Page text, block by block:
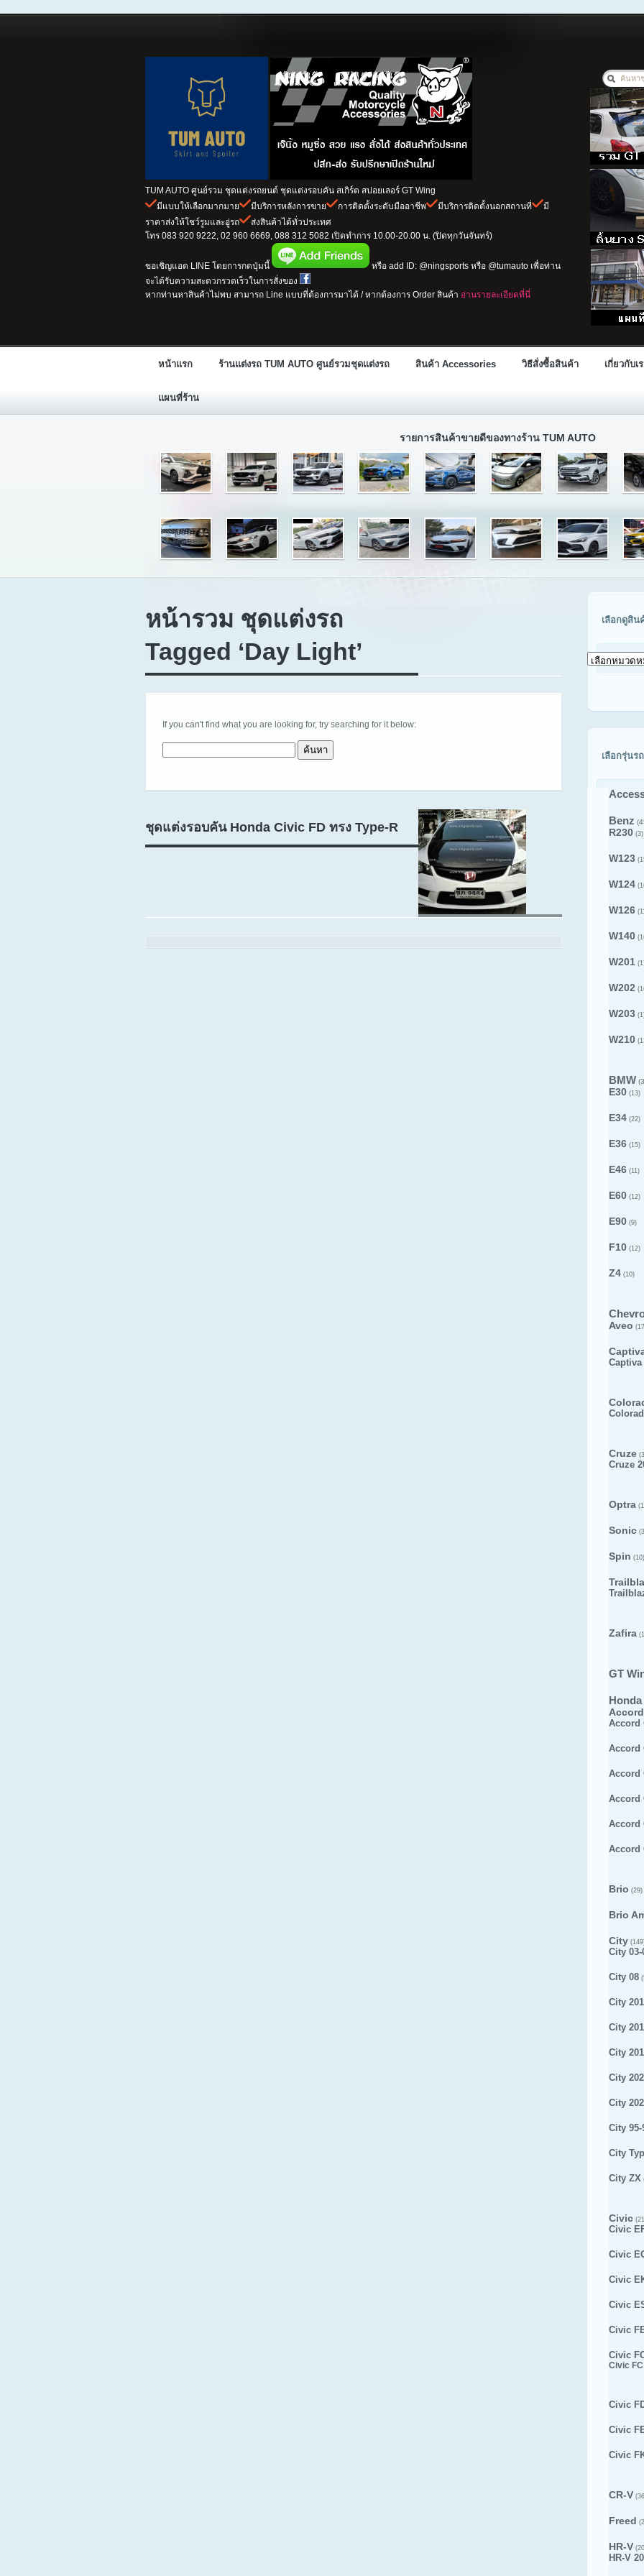
TUM AUTO ศูนย์รวม ชุดแต่งรถยนต์ ชุดแต่งรอบคัน สเกิร์ต สปอยเลอร์ GT Wing
มีแบบให้เลือกมากมาย
มีบริการหลังการขาย การติดตั้งระดับมืออาชีพ มีบริการติดตั้งนอกสถานที่
มี
ราคาส่งให้โชว์รูมและอู่รถ
ส่งสินค้าได้ทั่วประเทศ
โทร 083 920 9222, 02 960 6669, 088 312 5082 เปิดทำการ 10.00-20.00 น. (ปิดทุกวันจันทร์)
ขอเชิญแอด LINE โดยการกดปุ่มนี้
หรือ add ID: @ningsports หรือ @tumauto เพื่อท่าน
จะได้รับความสะดวกรวดเร็วในการสั่งของ
หากท่านหาสินค้าไม่พบ สามารถ Line แบบที่ต้องการมาได้ / หากต้องการ Order สินค้า อ่านรายละเอียดที่นี่
หน้าแรก ร้านแต่งรถ TUM AUTO ศูนย์รวมชุดแต่งรถ สินค้า Accessories วิธีสั่งซื้อสินค้า เกี่ยวกับเ
แผนที่ร้าน
รายการสินค้าขายดีของทางร้าน TUM AUTO
หน้ารวม ชุดแต่งรถ
Tagged ‘Day Light’
If you can't find what you are looking for, try searching for it below:
ชุดแต่งรอบคัน Honda Civic FD ทรง Type-R
เลือกดูสิน
เลือก
รุ่น
เลือกรุ่นรถ
Benz
R230 (3)
W123
W124
W126
W140
W201
W202
W203
W210
BMW
E30 (13)
E34 (22)
E36 (15)
E46 (11)
E60 (12)
E90 (9)
F10 (12)
Z4 (10)
Aveo
Captiva
Cruze
Cruze
Optra
Sonic
Spin (10)
Zafira
GT
Honda
Accord
Accord
Accord
Accord
Accord
Accord
Accord
Brio (29)
Brio
City
City 03-
City 08
City
City
City
City
City
City 95-
City
City ZX
Civic
Civic
Civic
Civic
Civic
Civic
Civic
Civic
Civic
Civic
Civic
CR-V
Freed
HR-V
HR-V